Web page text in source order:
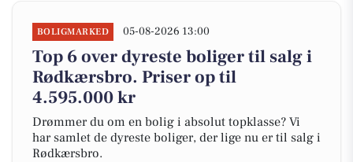
BOLIGMARKED 05-08-2026 13:00
Top 6 over dyreste boliger til salg i
Rødkærsbro. Priser op til
4.595.000 kr
Drømmer du om en bolig i absolut topklasse? Vi
har samlet de dyreste boliger, der lige nu er til salg i
Rødkærsbro.